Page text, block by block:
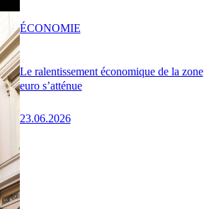
Le ralentissement économique de la zone
euro s’atténue
23.06.2026
ÉCONOMIE